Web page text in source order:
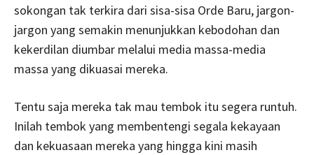
sokongan tak terkira dari sisa-sisa Orde Baru, jargon-
jargon yang semakin menunjukkan kebodohan dan
kekerdilan diumbar melalui media massa-media
massa yang dikuasai mereka.
Tentu saja mereka tak mau tembok itu segera runtuh.
Inilah tembok yang membentengi segala kekayaan
dan kekuasaan mereka yang hingga kini masih